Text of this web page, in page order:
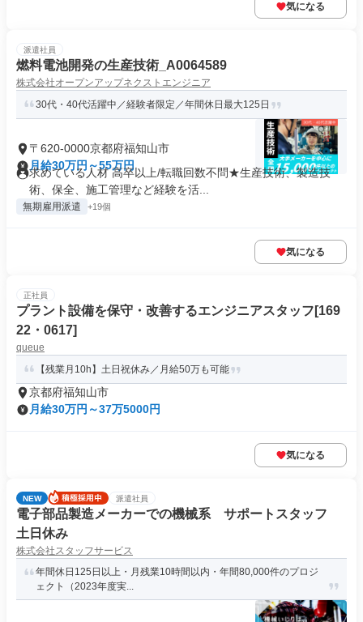
気になる
派遣社員
燃料電池開発の生産技術_A0064589
株式会社オープンアップネクストエンジニア
30代・40代活躍中／経験者限定／年間休日最大125日
〒620-0000京都府福知山市
月給30万円～55万円
求めている人材 高卒以上/転職回数不問★生産技術、製造技
術、保全、施工管理など経験を活...
無期雇用派遣 +19個
気になる
正社員
プラント設備を保守・改善するエンジニアスタッフ[169
22・0617]
queue
【残業月10h】土日祝休み／月給50万も可能
京都府福知山市
月給30万円～37万5000円
気になる
NEW 派遣社員
電子部品製造メーカーでの機械系 サポートスタッフ
土日休み
株式会社スタッフサービス
年間休日125日以上・月残業10時間以内・年間80,000件のプロジ
ェクト（2023年度実...